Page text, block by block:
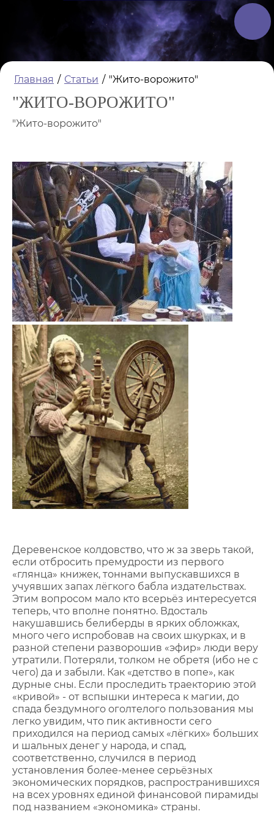
Главная / Статьи / "Жито-ворожито"
"ЖИТО-ВОРОЖИТО"
"Жито-ворожито"
Деревенское колдовство, что ж за зверь такой,
если отбросить премудрости из первого
«глянца» книжек, тоннами выпускавшихся в
учуявших запах лёгкого бабла издательствах.
Этим вопросом мало кто всерьёз интересуется
теперь, что вполне понятно. Вдосталь
накушавшись белиберды в ярких обложках,
много чего испробовав на своих шкурках, и в
разной степени разворошив «эфир» люди веру
утратили. Потеряли, толком не обретя (ибо не с
чего) да и забыли. Как «детство в попе», как
дурные сны. Если проследить траекторию этой
«кривой» - от вспышки интереса к магии, до
спада бездумного оголтелого пользования мы
легко увидим, что пик активности сего
приходился на период самых «лёгких» больших
и шальных денег у народа, и спад,
соответственно, случился в период
установления более-менее серьёзных
экономических порядков, распространившихся
на всех уровнях единой финансовой пирамиды
под названием «экономика» страны.